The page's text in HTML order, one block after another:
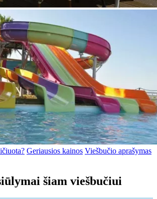
Geriausios kainos Viešbučio aprašymas
šiam viešbučiui